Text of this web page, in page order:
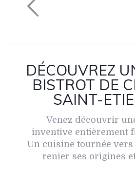
DÉCOUVREZ
BISTROT DE
SAINT-
Venez découvrir
inventive entièrement
Un cuisine tournée
renier ses origines